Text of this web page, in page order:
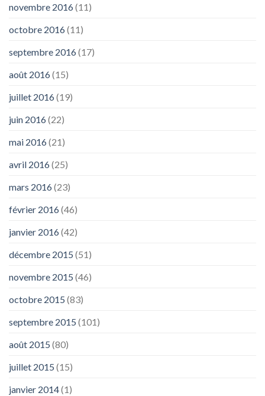
novembre 2016(11)
octobre 2016(11)
septembre 2016(17)
août 2016(15)
juillet 2016(19)
juin 2016(22)
mai 2016(21)
avril 2016(25)
mars 2016(23)
février 2016(46)
janvier 2016(42)
décembre 2015 (51)
novembre 2015 (46)
octobre 2015 (83)
septembre 2015 (101)
août 2015 (80)
juillet 2015 (15)
janvier 2014(1)